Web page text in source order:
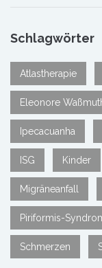
Schlagwörter
Atlastherapie
Eleonore
Ipecacuanha
ISG Kinder
Migräneanfall
Piriformis-
Schmerzen